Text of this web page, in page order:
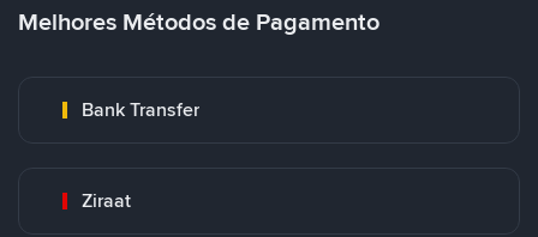
Melhores Métodos de Pagamento
Bank Transfer
Ziraat